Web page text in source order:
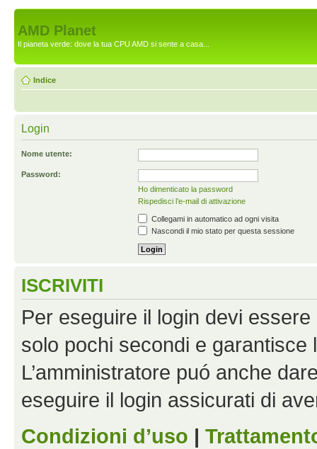
AMD Planet
Il pianeta verde: dove la tua CPU AMD si sente a casa...
Indice
Login
Nome utente:
Password:
Ho dimenticato la password
Rispedisci l’e-mail di attivazione
Collegami in automatico ad ogni visita
Nascondi il mio stato per questa sessione
ISCRIVITI
Per eseguire il login devi
solo pochi secondi e garantisce
L’amministratore puó anche
eseguire il login assicurati di
Condizioni d’uso |